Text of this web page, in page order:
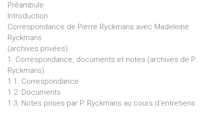
Préambule
Introduction
Correspondance de Pierre Ryckmans avec Madeleine
Ryckmans
(archives privées)
1. Correspondance, documents et notes (archives de P.
Ryckmans)
1.1. Correspondance
1.2. Documents
1.3. Notes prises par P. Ryckmans au cours d'entretiens